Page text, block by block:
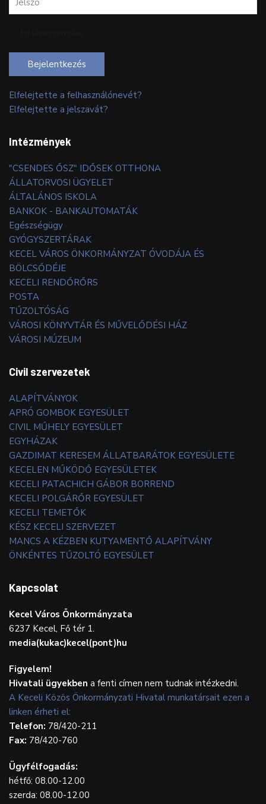
Bejelentkezés
Elfelejtette a felhasználónevét?
Elfelejtette a jelszavát?
Intézmények
"CSENDES ŐSZ" IDŐSEK OTTHONA
ÁLLATORVOSI ÜGYELET
ÁLTALÁNOS ISKOLA
BANKOK - BANKAUTOMATÁK
Egészségügy
GYÓGYSZERTÁRAK
KECEL VÁROS ÖNKORMÁNYZAT ÓVODÁJA ÉS
BÖLCSŐDÉJE
KECELI RENDŐRŐRS
POSTA
TŰZOLTÓSÁG
VÁROSI KÖNYVTÁR ÉS MŰVELŐDÉSI HÁZ
VÁROSI MÚZEUM
Civil szervezetek
ALAPÍTVÁNYOK
APRÓ GOMBOK EGYESÜLET
CIVIL MŰHELY EGYESÜLET
EGYHÁZAK
GAZDIMAT KERESEM ÁLLATBARÁTOK EGYESÜLETE
KECELEN MŰKÖDŐ EGYESÜLETEK
KECELI PATACHICH GÁBOR BORREND
KECELI POLGÁRŐR EGYESÜLET
KECELI TEMETŐK
KÉSZ KECELI SZERVEZET
MANCS A KÉZBEN KUTYAMENTŐ ALAPÍTVÁNY
ÖNKÉNTES TŰZOLTÓ EGYESÜLET
Kapcsolat
Kecel Város Önkormányzata
6237 Kecel, Fő tér 1.
media(kukac)kecel(pont)hu
Figyelem!
Hivatali ügyekben a fenti címen nem tudnak intézkedni.
A Keceli Közös Önkormányzati Hivatal munkatársait ezen a
linken érheti el:
Telefon: 78/420-211
Fax: 78/420-760
Ügyfélfogadás:
hétfő: 08.00-12.00
szerda: 08.00-12.00